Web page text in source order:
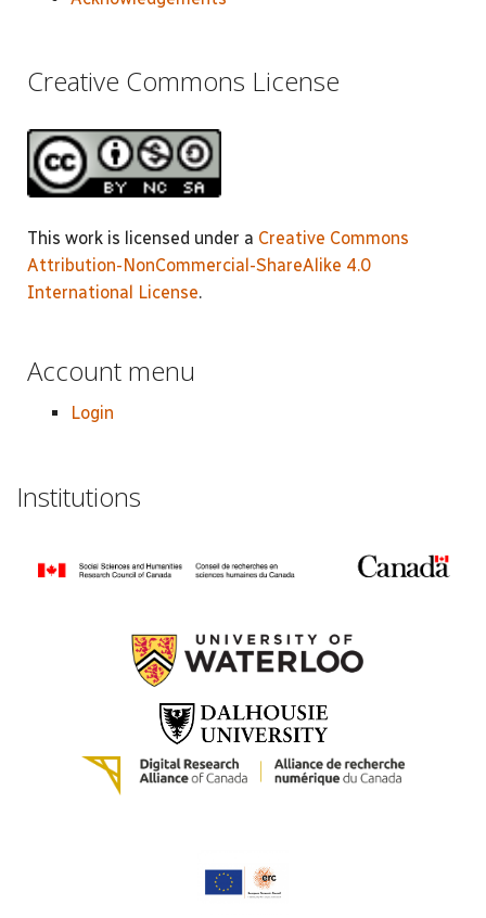
Creative Commons License
This work is licensed under a Creative Commons
Attribution-NonCommercial-ShareAlike 4.0
International License.
Account menu
Login
Institutions